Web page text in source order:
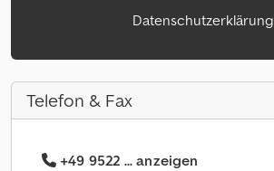
Datenschutzerklärung
Telefon & Fax
+49 9522 ... anzeigen